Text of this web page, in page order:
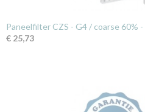
Paneelfilter CZS - G4 / coarse 60% -
€ 25,73